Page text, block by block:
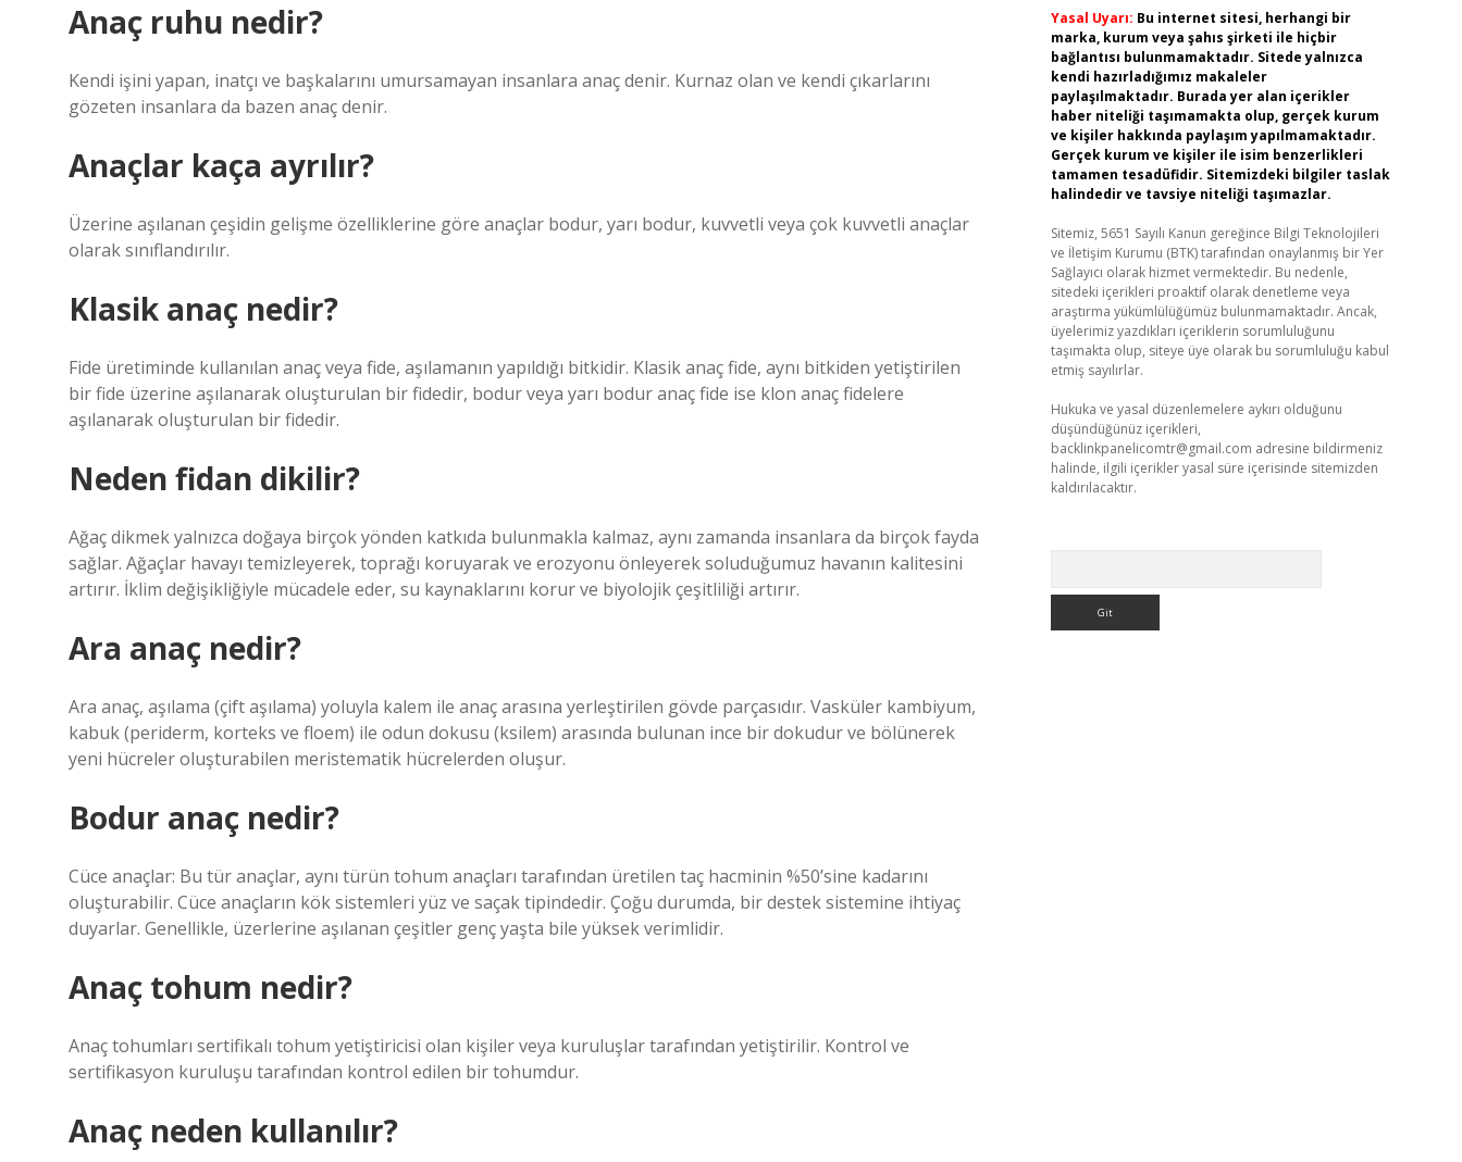
Anaç ruhu nedir?
Kendi işini yapan, inatçı ve başkalarını umursamayan insanlara anaç denir. Kurnaz olan ve kendi çıkarlarını
gözeten insanlara da bazen anaç denir.
Anaçlar kaça ayrılır?
Üzerine aşılanan çeşidin gelişme özelliklerine göre anaçlar bodur, yarı bodur, kuvvetli veya çok kuvvetli anaçlar
olarak sınıflandırılır.
Klasik anaç nedir?
Fide üretiminde kullanılan anaç veya fide, aşılamanın yapıldığı bitkidir. Klasik anaç fide, aynı bitkiden yetiştirilen
bir fide üzerine aşılanarak oluşturulan bir fidedir, bodur veya yarı bodur anaç fide ise klon anaç fidelere
aşılanarak oluşturulan bir fidedir.
Neden fidan dikilir?
Ağaç dikmek yalnızca doğaya birçok yönden katkıda bulunmakla kalmaz, aynı zamanda insanlara da birçok fayda
sağlar. Ağaçlar havayı temizleyerek, toprağı koruyarak ve erozyonu önleyerek soluduğumuz havanın kalitesini
artırır. İklim değişikliğiyle mücadele eder, su kaynaklarını korur ve biyolojik çeşitliliği artırır.
Ara anaç nedir?
Ara anaç, aşılama (çift aşılama) yoluyla kalem ile anaç arasına yerleştirilen gövde parçasıdır. Vasküler kambiyum,
kabuk (periderm, korteks ve floem) ile odun dokusu (ksilem) arasında bulunan ince bir dokudur ve bölünerek
yeni hücreler oluşturabilen meristematik hücrelerden oluşur.
Bodur anaç nedir?
Cüce anaçlar: Bu tür anaçlar, aynı türün tohum anaçları tarafından üretilen taç hacminin %50’sine kadarını
oluşturabilir. Cüce anaçların kök sistemleri yüz ve saçak tipindedir. Çoğu durumda, bir destek sistemine ihtiyaç
duyarlar. Genellikle, üzerlerine aşılanan çeşitler genç yaşta bile yüksek verimlidir.
Anaç tohum nedir?
Anaç tohumları sertifikalı tohum yetiştiricisi olan kişiler veya kuruluşlar tarafından yetiştirilir. Kontrol ve
sertifikasyon kuruluşu tarafından kontrol edilen bir tohumdur.
Anaç neden kullanılır?
Yasal Uyarı: Bu internet sitesi, herhangi bir
marka, kurum veya şahıs şirketi ile hiçbir
bağlantısı bulunmamaktadır. Sitede yalnızca
kendi hazırladığımız makaleler
paylaşılmaktadır. Burada yer alan içerikler
haber niteliği taşımamakta olup, gerçek kurum
ve kişiler hakkında paylaşım yapılmamaktadır.
Gerçek kurum ve kişiler ile isim benzerlikleri
tamamen tesadüfidir. Sitemizdeki bilgiler taslak
halindedir ve tavsiye niteliği taşımazlar.
Sitemiz, 5651 Sayılı Kanun gereğince Bilgi Teknolojileri
ve İletişim Kurumu (BTK) tarafından onaylanmış bir Yer
Sağlayıcı olarak hizmet vermektedir. Bu nedenle,
sitedeki içerikleri proaktif olarak denetleme veya
araştırma yükümlülüğümüz bulunmamaktadır. Ancak,
üyelerimiz yazdıkları içeriklerin sorumluluğunu
taşımakta olup, siteye üye olarak bu sorumluluğu kabul
etmiş sayılırlar.
Hukuka ve yasal düzenlemelere aykırı olduğunu
düşündüğünüz içerikleri,
backlinkpanelicomtr@gmail.com adresine bildirmeniz
halinde, ilgili içerikler yasal süre içerisinde sitemizden
kaldırılacaktır.